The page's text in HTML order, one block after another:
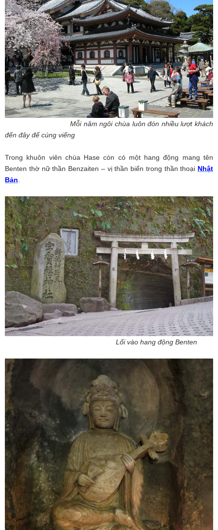
Mỗi năm ngôi chùa luôn đón nhiều lượt khách
đến đây để cúng viếng
Trong khuôn viên chùa Hase còn có một hang động mang tên
Benten thờ nữ thần Benzaiten – vị thần biển trong thần thoại Nhật
Bản
Lối vào hang động Benten